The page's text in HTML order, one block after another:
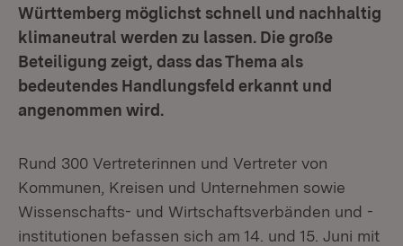
Württemberg möglichst schnell und nachhaltig
klimaneutral werden zu lassen. Die große
Beteiligung zeigt, dass das Thema als
bedeutendes Handlungsfeld erkannt und
angenommen wird.
Rund 300 Vertreterinnen und Vertreter von
Kommunen, Kreisen und Unternehmen sowie
Wissenschafts- und Wirtschaftsverbänden und -
institutionen befassen sich am 14. und 15. Juni mit